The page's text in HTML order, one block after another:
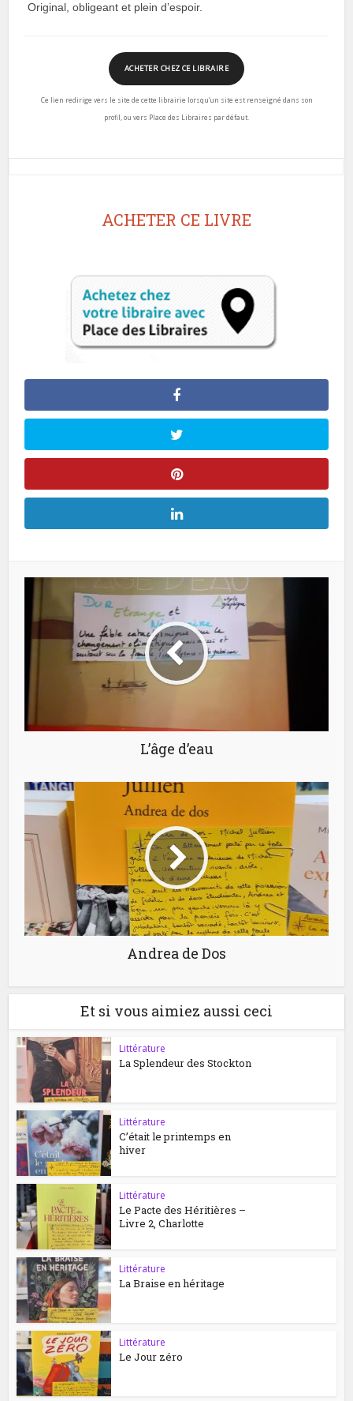
Original, obligeant et plein d’espoir.
ACHETER CHEZ CE LIBRAIRE
Ce lien redirige vers le site de cette librairie lorsqu’un site est renseigné dans son
profil, ou vers Place des Libraires par défaut.
ACHETER CE LIVRE
L’âge d’eau
Andrea de Dos
Et si vous aimiez aussi ceci
Littérature
La Splendeur des Stockton
Littérature
C’était le printemps en
hiver
Littérature
Le Pacte des Héritières –
Livre 2, Charlotte
Littérature
La Braise en héritage
Littérature
Le Jour zéro